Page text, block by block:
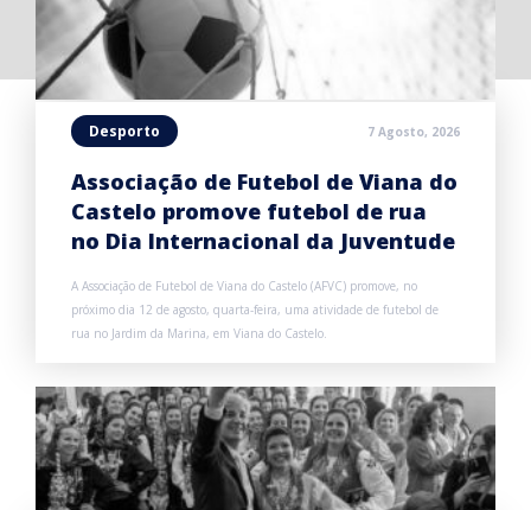
Desporto 7 Agosto, 2026
Associação de Futebol de Viana do
Castelo promove futebol de rua
no Dia Internacional da Juventude
A Associação de Futebol de Viana do Castelo (AFVC) promove, no
próximo dia 12 de agosto, quarta-feira, uma atividade de futebol de
rua no Jardim da Marina, em Viana do Castelo.